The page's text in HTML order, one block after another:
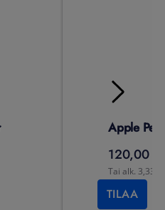
Apple
120,00 €
Tai alk. 3,33
TILAA